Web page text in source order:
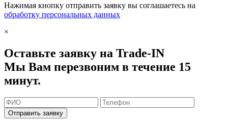
Нажимая кнопку отправить заявку вы соглашаетесь на
обработку персональных данных
×
Оставьте заявку на Trade-IN
Мы Вам перезвоним в течение 15
минут.
Отправить заявку